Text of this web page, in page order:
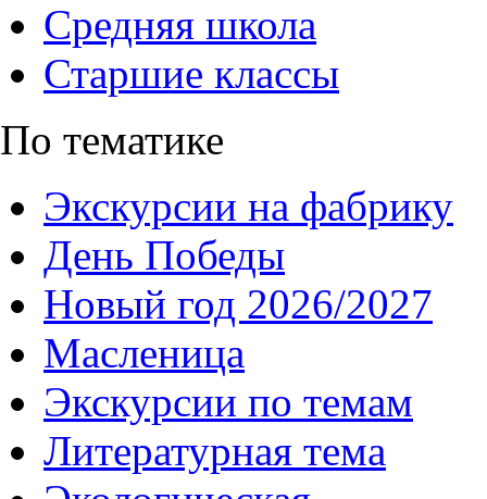
Средняя школа
Старшие классы
По тематике
Экскурсии на фабрику
День Победы
Новый год 2026/2027
Масленица
Экскурсии по темам
Литературная тема